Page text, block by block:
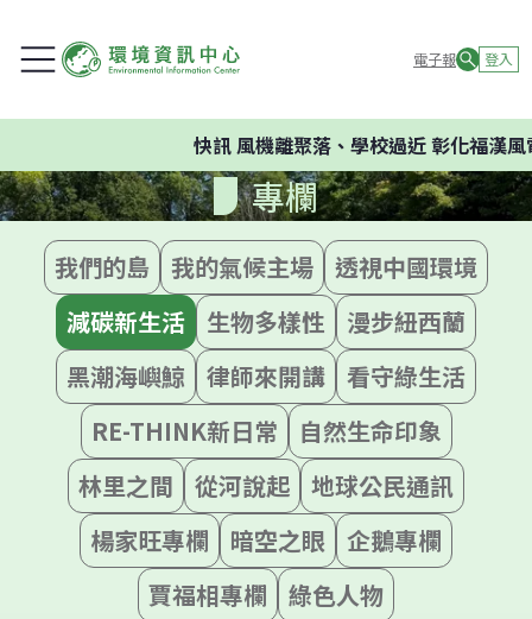
電子報 登入
快訊風機離聚落、學校過近 彰化福漢風
專欄
我們的島 我的氣候主場
透視中國環境
減碳新生活
生物多樣性
漫步紐西蘭
黑潮海嶼鯨
律師來開講
看守綠生活
RE-THINK新日常
自然生命印象
林里之間
從河說起
地球公民通訊
楊家旺專欄
暗空之眼
企鵝專欄
賈福相專欄
綠色人物